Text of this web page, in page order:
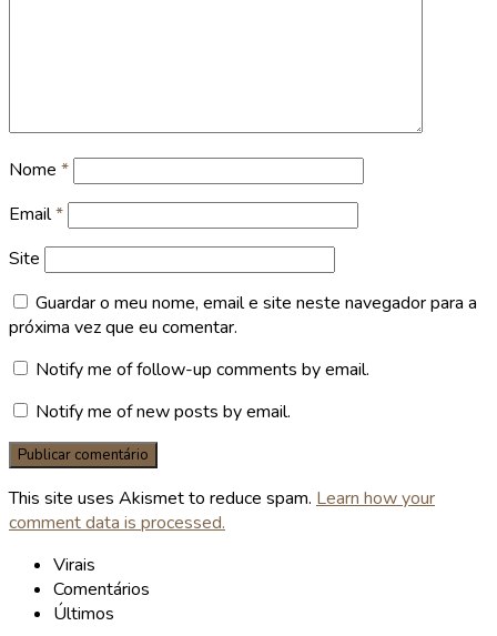
Nome *
Email*
Site
Guardar o meu nome, email e site neste navegador para a
próxima vez que eu comentar.
Notify me of follow-up comments by email.
Notify me of new posts by email.
This site uses Akismet to reduce spam. Learn how your
comment data is processed.
Virais
Comentários
Últimos